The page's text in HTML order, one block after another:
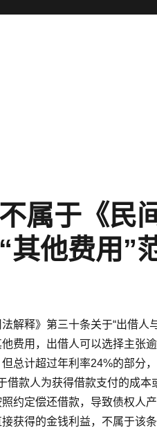
属于《民
其他费用”
解释》第三十条关于“出借人
费用，出借人可以选择主张
总计超过年利率24%的部分，
借款人为获得借款支付的成本
约定偿还借款，导致债权人
获得的金钱利益，不属于该条